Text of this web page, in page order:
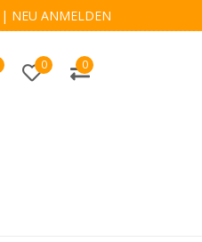
| NEU ANMELDEN
0 0